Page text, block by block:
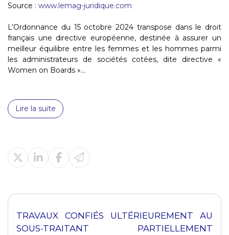
Source : www.lemag-juridique.com
L’Ordonnance du 15 octobre 2024 transpose dans le droit
français une directive européenne, destinée à assurer un
meilleur équilibre entre les femmes et les hommes parmi
les administrateurs de sociétés cotées, dite directive «
Women on Boards »...
Lire la suite
TRAVAUX CONFIÉS ULTÉRIEUREMENT AU
SOUS-TRAITANT PARTIELLEMENT